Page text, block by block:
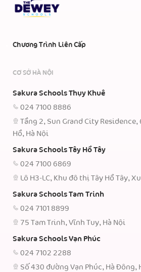
Chương Trình Liên Cấp
CƠ SỞ HÀ NỘI
Sakura Schools Thụy Khuê
024 7100 8886
Tầng 2, Sun Grand City Residence,
Hồ, Hà Nội
Sakura Schools Tây Hồ Tây
024 7100 6869
Lô H3-LC, Khu đô thị Tây Hồ Tây,
Sakura Schools Tam Trinh
024 7101 8899
75 Tam Trinh, Vĩnh Tuy, Hà Nội
Sakura Schools Vạn Phúc
024 7102 2288
Số 430 đường Vạn Phúc, Hà Đông,